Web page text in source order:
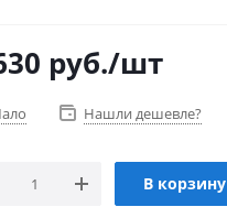
руб./шт
Нашли дешевле?
В корзину